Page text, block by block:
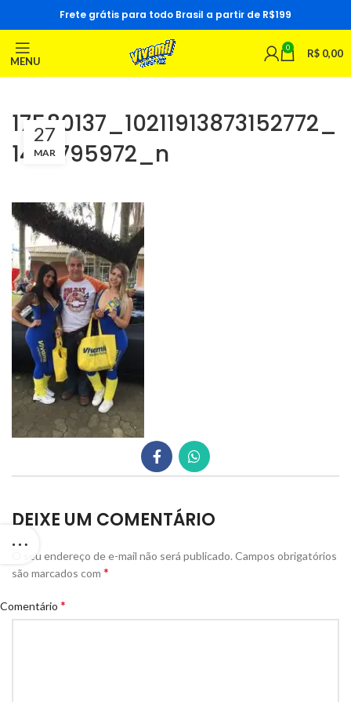
Frete grátis para todo Brasil a partir de R$199
MENU
0 R$ 0,00
17580137_10211913873152772_
1472795972_n
27
MAR
DEIXE UM COMENTÁRIO
O seu endereço de e-mail não será publicado. Campos obrigatórios
são marcados com *
Comentário *